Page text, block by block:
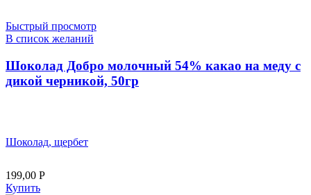
Быстрый просмотр
В список желаний
Шоколад Добро молочный 54% какао на меду с
дикой черникой, 50гр
Шоколад, щербет
199,00 Р
Купить